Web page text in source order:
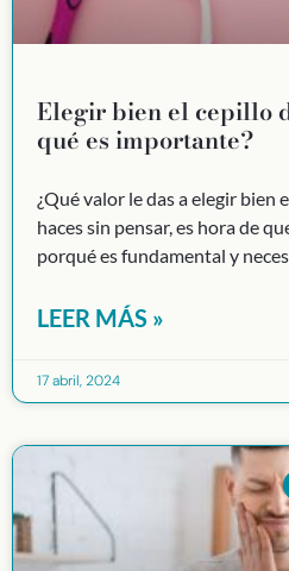
Elegir bien el cepillo
qué es importante?
¿Qué valor le das a elegir bien
haces sin pensar, es hora de
porqué es fundamental y
LEER MÁS »
17 abril, 2024